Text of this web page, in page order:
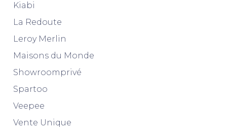
Kiabi
La Redoute
Leroy Merlin
Maisons du Monde
Showroomprivé
Spartoo
Veepee
Vente Unique